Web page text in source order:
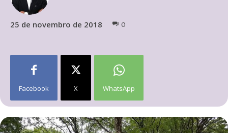
25 de novembro de 2018 0
Facebook X WhatsApp